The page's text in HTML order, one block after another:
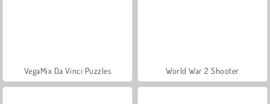
VegaMix Da Vinci Puzzles World War 2 Shooter